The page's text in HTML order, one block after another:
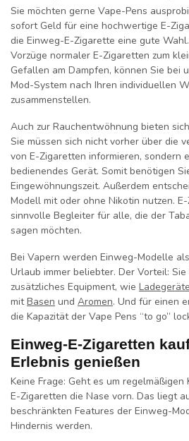
Sie möchten gerne Vape-Pens
sofort Geld für eine hochwertige E-
die Einweg-E-Zigarette eine gute
Vorzüge normaler E-Zigaretten zum
Gefallen am Dampfen, können Sie bei
Mod-System nach Ihren individuellen
zusammenstellen.
Auch zur Rauchentwöhnung bieten
Sie müssen sich nicht vorher über die
von E-Zigaretten informieren, sondern
bedienendes Gerät. Somit benötigen
Eingewöhnungszeit. Außerdem
Modell mit oder ohne Nikotin nutzen.
sinnvolle Begleiter für alle, die der
sagen möchten.
Bei Vapern werden Einweg-Modelle
Urlaub immer beliebter. Der Vorteil:
zusätzliches Equipment, wie Ladegeräte
mitBasen und Aromen. Und für einen
die Kapazität der Vape Pens “to go”
Einweg-E-Zigaretten
Erlebnis genießen
Keine Frage: Geht es um regelmäßigen
E-Zigaretten die Nase vorn. Das liegt
beschränkten Features der Einweg-
Hindernis werden.